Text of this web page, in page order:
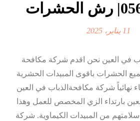
11 يناير، 2025
في العين نحن اقدم شركة مكافحة
جميع الحشرات باقوى المبيدات الحشرية
نهائياً شركة مكافحةالذباب في العين
بارتداء الزي المخصص للعمل وهذا
من المبيدات الكيماوية. شركة